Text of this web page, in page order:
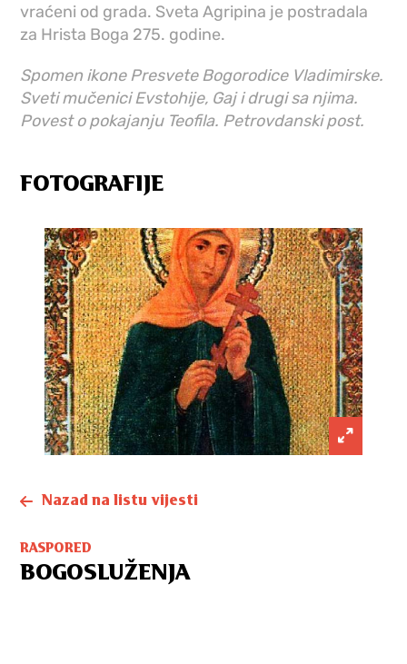
vraćeni od grada. Sveta Agripina je postradala
za Hrista Boga 275. godine.
Spomen ikone Presvete Bogorodice Vladimirske.
Sveti mučenici Evstohije, Gaj i drugi sa njima.
Povest o pokajanju Teofila. Petrovdanski post.
FOTOGRAFIJE
Nazad na listu vijesti
RASPORED
BOGOSLUŽENJA